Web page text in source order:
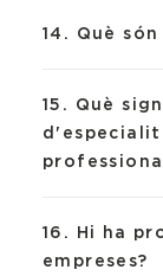
14. Què
15. Què
16. Hi ha
empreses?